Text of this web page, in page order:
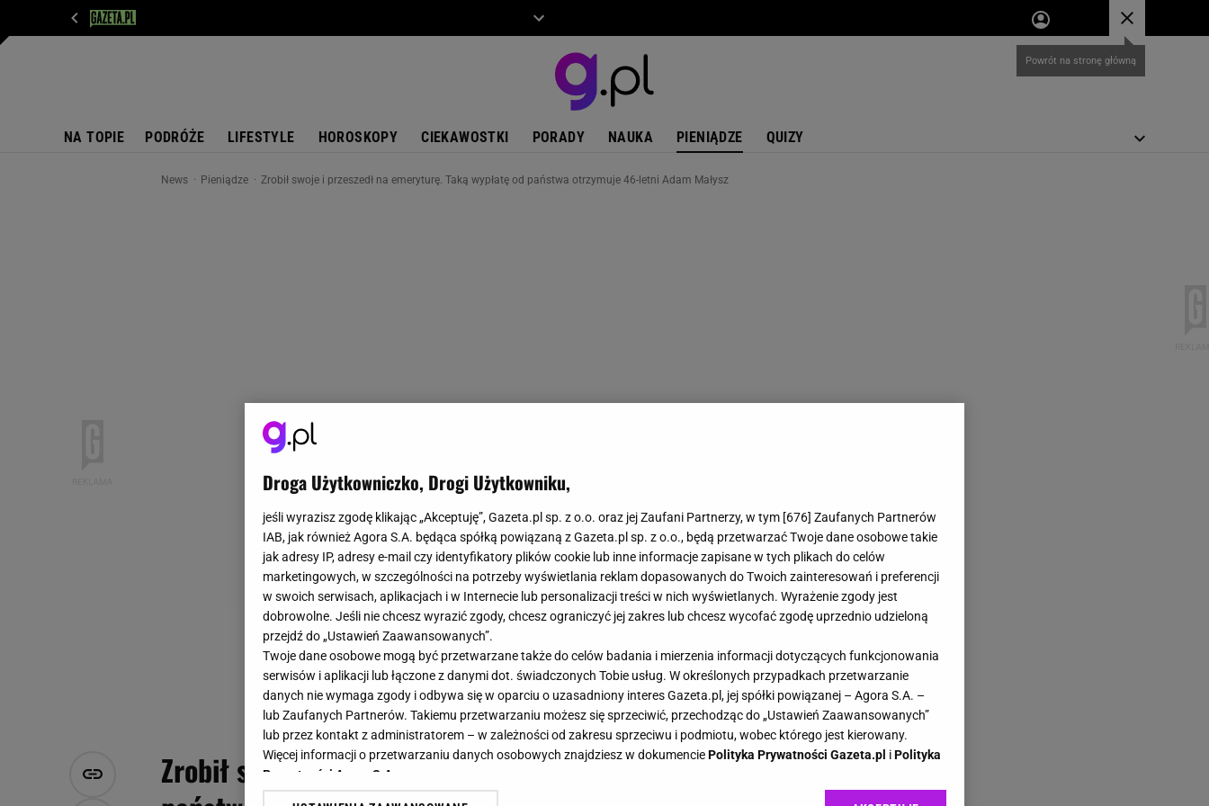
NA TOPIE PODRÓŻE LIFESTYLE HOROSKOPY CIEKAWOSTKI PORADY NAUKA PIENIĄDZE QUIZY
News Pieniądze Zrobił swoje i przeszedł na emeryturę. Taką wypłatę od państwa otrzymuje 46-letni Adam Małysz
Zrobił swoje i przeszedł na emeryturę. Taką wypłatę od
Droga Użytkowniczko, Drogi Użytkowniku,
jeśli wyrazisz zgodę klikając „Akceptuję”, Gazeta.pl sp. z o.o. oraz jej Zaufani Partnerzy, w tym [676] Zaufanych Partnerów
IAB, jak również Agora S.A. będąca spółką powiązaną z Gazeta.pl sp. z o.o., będą przetwarzać Twoje dane osobowe takie
jak adresy IP, adresy e-mail czy identyfikatory plików cookie lub inne informacje zapisane w tych plikach do celów
marketingowych, w szczególności na potrzeby wyświetlania reklam dopasowanych do Twoich zainteresowań i preferencji
w swoich serwisach, aplikacjach i w Internecie lub personalizacji treści w nich wyświetlanych. Wyrażenie zgody jest
dobrowolne. Jeśli nie chcesz wyrazić zgody, chcesz ograniczyć jej zakres lub chcesz wycofać zgodę uprzednio udzieloną
przejdź do „Ustawień Zaawansowanych”.
Twoje dane osobowe mogą być przetwarzane także do celów badania i mierzenia informacji dotyczących funkcjonowania
serwisów i aplikacji lub łączone z danymi dot. świadczonych Tobie usług. W określonych przypadkach przetwarzanie
danych nie wymaga zgody i odbywa się w oparciu o uzasadniony interes Gazeta.pl, jej spółki powiązanej – Agora S.A. –
lub Zaufanych Partnerów. Takiemu przetwarzaniu możesz się sprzeciwić, przechodząc do „Ustawień Zaawansowanych”
lub przez kontakt z administratorem – w zależności od zakresu sprzeciwu i podmiotu, wobec którego jest kierowany.
Więcej informacji o przetwarzaniu danych osobowych znajdziesz w dokumenciePolityka Prywatności Gazeta.pl iPolityka
Prywatności Agora S.A.